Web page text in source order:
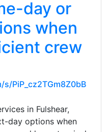
day or
when
crew
PiP_cz2TGm8Z0bB
in Fulshear,
day options when